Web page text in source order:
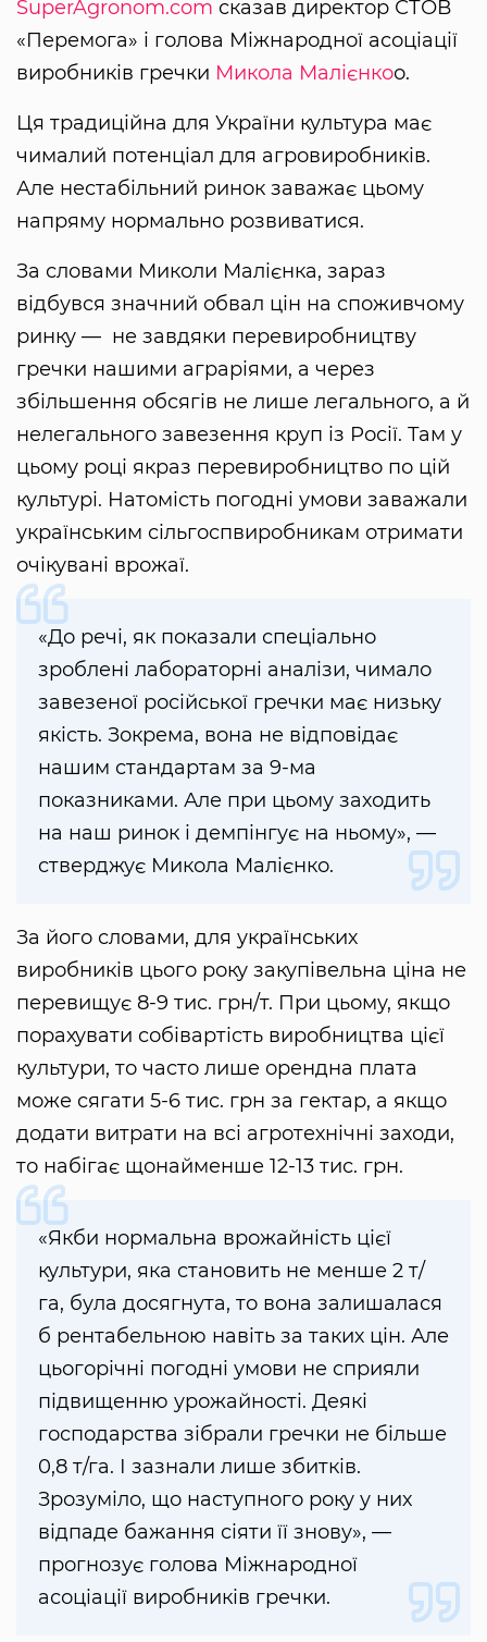
SuperAgronom.com сказав директор СТОВ
«Перемога» і голова Міжнародної асоціації
виробників гречки Микола Малієнкоо.
Ця традиційна для України культура має
чималий потенціал для агровиробників.
Але нестабільний ринок заважає цьому
напряму нормально розвиватися.
За словами Миколи Малієнка, зараз
відбувся значний обвал цін на споживчому
ринку — не завдяки перевиробництву
гречки нашими аграріями, а через
збільшення обсягів не лише легального, а й
нелегального завезення круп із Росії. Там у
цьому році якраз перевиробництво по цій
культурі. Натомість погодні умови заважали
українським сільгоспвиробникам отримати
очікувані врожаї.
«До речі, як показали спеціально
зроблені лабораторні аналізи, чимало
завезеної російської гречки має низьку
якість. Зокрема, вона не відповідає
нашим стандартам за 9-ма
показниками. Але при цьому заходить
на наш ринок і демпінгує на ньому», —
стверджує Микола Малієнко.
За його словами, для українських
виробників цього року закупівельна ціна не
перевищує 8-9 тис. грн/т. При цьому, якщо
порахувати собівартість виробництва цієї
культури, то часто лише орендна плата
може сягати 5-6 тис. грн за гектар, а якщо
додати витрати на всі агротехнічні заходи,
то набігає щонайменше 12-13 тис. грн.
«Якби нормальна врожайність цієї
культури, яка становить не менше 2 т/
га, була досягнута, то вона залишалася
б рентабельною навіть за таких цін. Але
цьогорічні погодні умови не сприяли
підвищенню урожайності. Деякі
господарства зібрали гречки не більше
0,8 т/га. І зазнали лише збитків.
Зрозуміло, що наступного року у них
відпаде бажання сіяти її знову», —
прогнозує голова Міжнародної
асоціації виробників гречки.